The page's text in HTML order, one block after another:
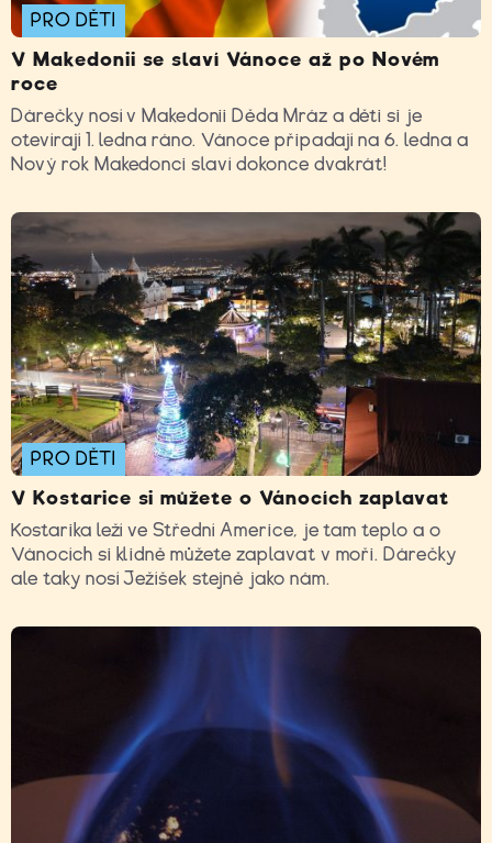
PRO DĚTI
V Makedonii se slaví Vánoce až po Novém
roce
Dárečky nosí v Makedonii Děda Mráz a děti si je
otevírají 1. ledna ráno. Vánoce připadají na 6. ledna a
Nový rok Makedonci slaví dokonce dvakrát!
PRO DĚTI
V Kostarice si můžete o Vánocích zaplavat
Kostarika leží ve Střední Americe, je tam teplo a o
Vánocích si klidně můžete zaplavat v moři. Dárečky
ale taky nosí Ježíšek stejně jako nám.